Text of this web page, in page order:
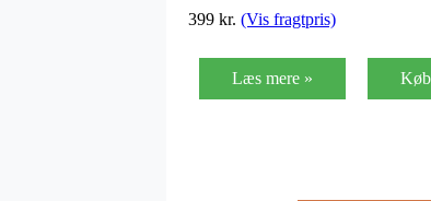
399 kr. (Vis fragtpris)
Læs mere »